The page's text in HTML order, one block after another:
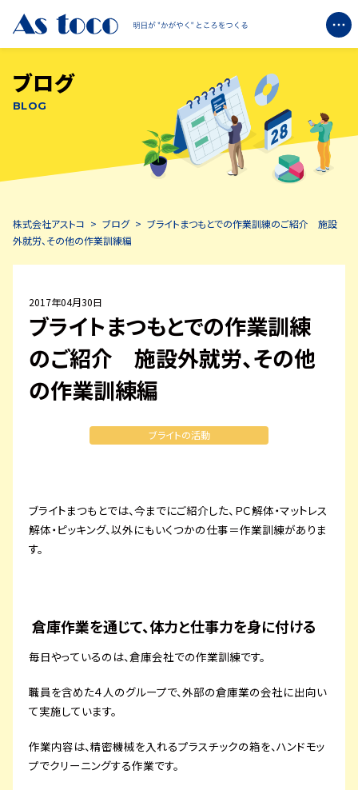
企業情報
+
エコミットについて +
ブログ
お問い合わせ
プライバシーポリシー
BLOG
ブログ
株式会社アストコ > ブログ > ブライトまつもとでの作業訓練のご紹介 施設
外就労、その他の作業訓練編
2017年04月30日
ブライトまつもとでの作業訓練
のご紹介 施設外就労、その他
の作業訓練編
ブライトの活動
ブライトまつもとでは、今までにご紹介した、ＰＣ解体・マットレス
解体・ピッキング、以外にもいくつかの仕事＝作業訓練がありま
す。
倉庫作業を通じて、体力と仕事力を身に付ける
毎日やっているのは、倉庫会社での作業訓練です。
職員を含めた４人のグループで、外部の倉庫業の会社に出向い
て実施しています。
作業内容は、精密機械を入れるプラスチックの箱を、ハンドモッ
プでクリーニングする作業です。